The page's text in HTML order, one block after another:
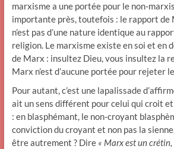
marxisme a une portée pour le non-
importante près, toutefois : le rapport de
n’est pas d’une nature identique au
religion. Le marxisme existe en soi et en
de Marx : insultez Dieu, vous insultez la
Marx n’est d’aucune portée pour rejeter
Pour autant, c’est une lapalissade
ait un sens différent pour celui qui croit
: en blasphémant, le non-croyant
conviction du croyant et non pas la
être autrement ? Dire « Marx est un